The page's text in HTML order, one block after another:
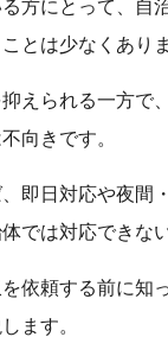
方にとって、自
とは少なくあり
えられる一方で
向きです。
即日対応や夜間
では対応できな
依頼する前に知
ます。